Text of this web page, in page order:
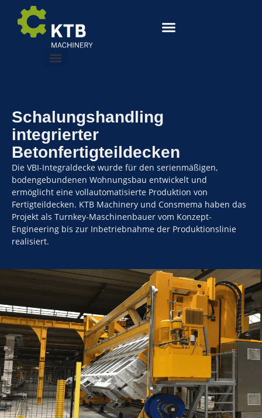
Schalungshandling
integrierter
Betonfertigteildecken
Die VBI-Integraldecke wurde für den serienmäßigen,
bodengebundenen Wohnungsbau entwickelt und
ermöglicht eine vollautomatisierte Produktion von
Fertigteildecken. KTB Machinery und Consmema haben das
Projekt als Turnkey-Maschinenbauer vom Konzept-
Engineering bis zur Inbetriebnahme der Produktionslinie
realisiert.